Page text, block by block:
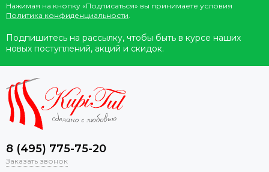
Нажимая на кнопку «Подписаться» вы принимаете условия
Политика конфиденциальности
Подпишитесь на рассылку, чтобы быть в курсе наших
новых поступлений, акций и скидок.
8 (495) 775-75-20
Заказать звонок